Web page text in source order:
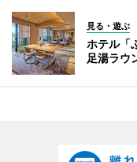
見る・遊ぶ
ホテル「
足湯ラウ